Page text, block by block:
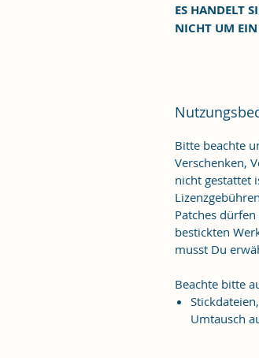
ES HANDELT
NICHT UM EIN
Bitte beachte
Verschenken,
nicht gestattet
Patches
bestickten
musst Du
Beachte bitte
Umtausch